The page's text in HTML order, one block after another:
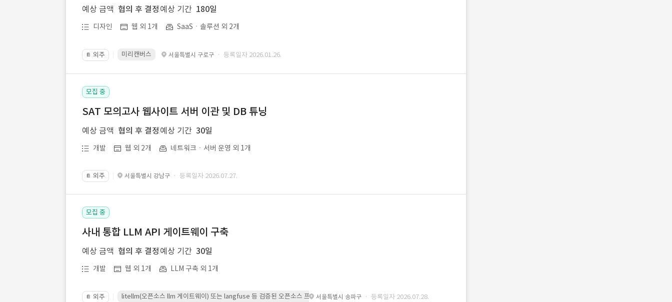
예상 금액 협의 후 결정 예상 기간 180일
디자인 웹 외 1개 SaaSㆍ솔루션 외 2개
📔 외주 미리캔버스 서울특별시 구로구 · 등록일자 2026.01.26.
모집 중
SAT 모의고사 웹사이트 서버 이관 및 DB 튜닝
예상 금액 협의 후 결정 예상 기간 30일
개발 웹 외 2개 네트워크ㆍ서버 운영 외 1개
📔 외주 서울특별시 강남구 · 등록일자 2026.07.27.
모집 중
사내 통합 LLM API 게이트웨이 구축
예상 금액 협의 후 결정 예상 기간 30일
개발 웹 외 1개 LLM 구축 외 1개
📔 외주 litellm(오픈소스 llm 게이트웨이) 또는 langfuse 등 검증된 오픈소스 프레임워크를 기반으로 시스템을 구축
서울특별시 송파구 · 등록일자 2026.07.28.